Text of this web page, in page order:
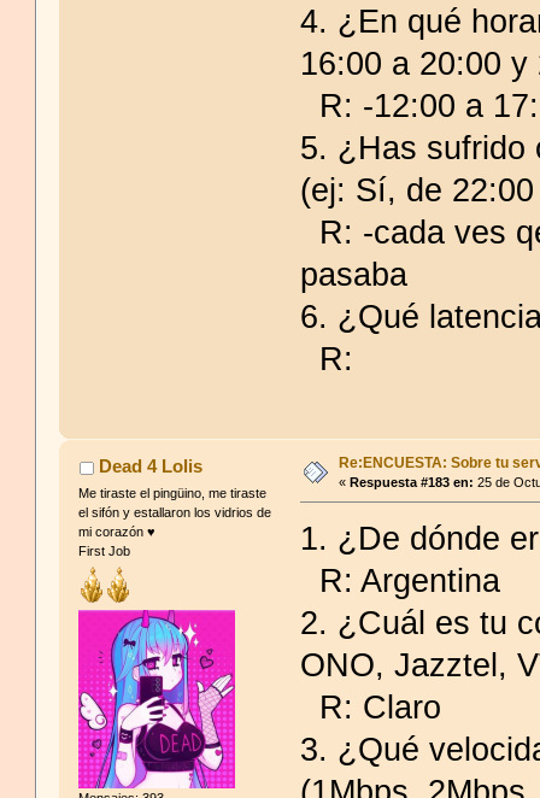
4. ¿En qué
16:00 a 20:00
R: -12:00 a
5. ¿Has sufrido
(ej: Sí, de
R: -cada ves
pasaba
6. ¿Qué
R:
Dead 4 Lolis
Me tiraste el pingüino, me tiraste
el sifón y estallaron los vidrios de
mi corazón ♥️
First Job
Re:ENCUESTA: Sobre tu
«Respuesta #183 en: 25 de
1. ¿De dónde
R: Argentina
2. ¿Cuál es tu
ONO, Jazztel,
R: Claro
3. ¿Qué